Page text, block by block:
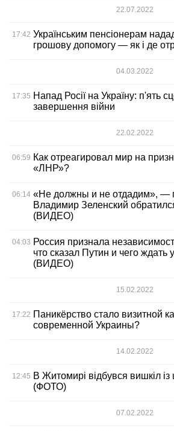
22.07.2022
17:42 Українським пенсіонерам
грошову допомогу — як і де
04.03.2022
17:35 Напад Росії на Україну: п'ять
завершення війни
22.02.2022
06:59 Как отреагировал мир на
«ЛНР»?
06:14 «Не должны и не отдадим», —
Владимир Зеленский
(ВИДЕО)
04:03 Россия признала
что сказал Путин и чего ждать
(ВИДЕО)
15.02.2022
17:22 Паникёрство стало визитной
современной Украины?
14.02.2022
12:45 В Житомирі відбувся вишкіл із
(ФОТО)
07.02.2022